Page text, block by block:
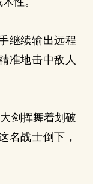
续输出远程
准地击中敌人
剑挥舞着划破
名战士倒下，